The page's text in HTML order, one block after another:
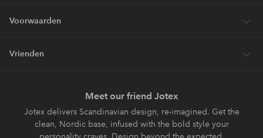
Voorwaarden
Vrienden
Meet our friend Jotex
Jotex delivers Scandinavian design, re-imagined. Get the
clean, Nordic base, infused with the bold style your